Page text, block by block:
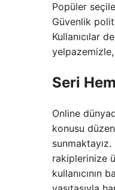
Popüler
Güvenlik
Kullanıcılar
Seri
Online
konusu
sunmaktayız.
rakiplerinize
kullanıcının